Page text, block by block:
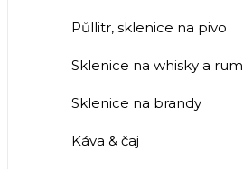
Půllitr, sklenice na pivo
Sklenice na whisky a rum
Sklenice na brandy
Káva & čaj